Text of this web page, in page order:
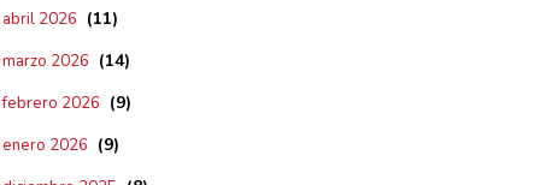
abril 2026 (11)
marzo 2026 (14)
febrero 2026 (9)
enero 2026 (9)